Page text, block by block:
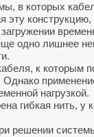
в которых
эту конструкцию,
одно лишнее
к которым
Однако
нагрузкой.
гибкая нить, у
решении